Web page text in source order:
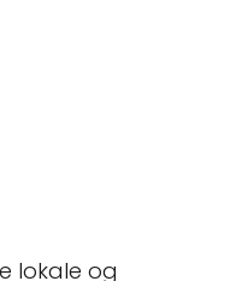
lokale og